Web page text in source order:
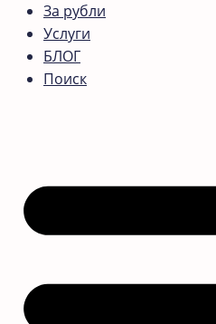
За рубли
Услуги
БЛОГ
Поиск